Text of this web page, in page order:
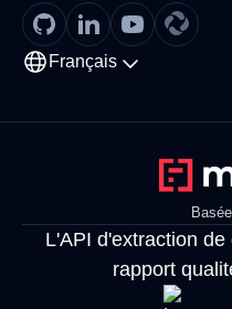
Français
L'API d'extraction
rapport